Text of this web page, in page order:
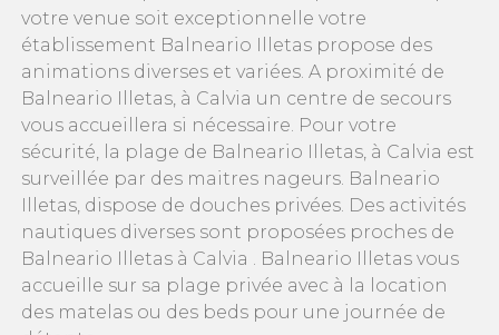
votre venue soit exceptionnelle votre
établissement Balneario Illetas propose des
animations diverses et variées. A proximité de
Balneario Illetas, à Calvia un centre de secours
vous accueillera si nécessaire. Pour votre
sécurité, la plage de Balneario Illetas, à Calvia est
surveillée par des maitres nageurs. Balneario
Illetas, dispose de douches privées. Des activités
nautiques diverses sont proposées proches de
Balneario Illetas à Calvia . Balneario Illetas vous
accueille sur sa plage privée avec à la location
des matelas ou des beds pour une journée de